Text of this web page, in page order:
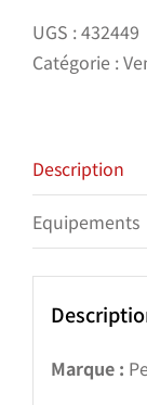
UGS :432449
Catégorie :
Description
Equipements
Marque :